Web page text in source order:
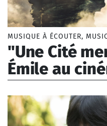
MUSIQUE À ÉCOUTER,
"Une Cité
Émile au